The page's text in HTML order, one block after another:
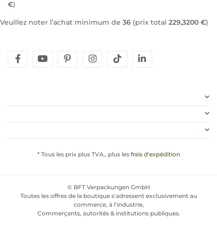
€)
Veuillez noter l’achat minimum de 36 (prix total 229,3200 €)
facebookyoutubepinterestinstagram
tiktok
* Tous les prix plus TVA., plus les frais d'expédition
© BFT Verpackungen GmbH
Toutes les offres de la boutique s'adressent exclusivement au
commerce, à l'industrie,
Commerçants, autorités & institutions publiques.